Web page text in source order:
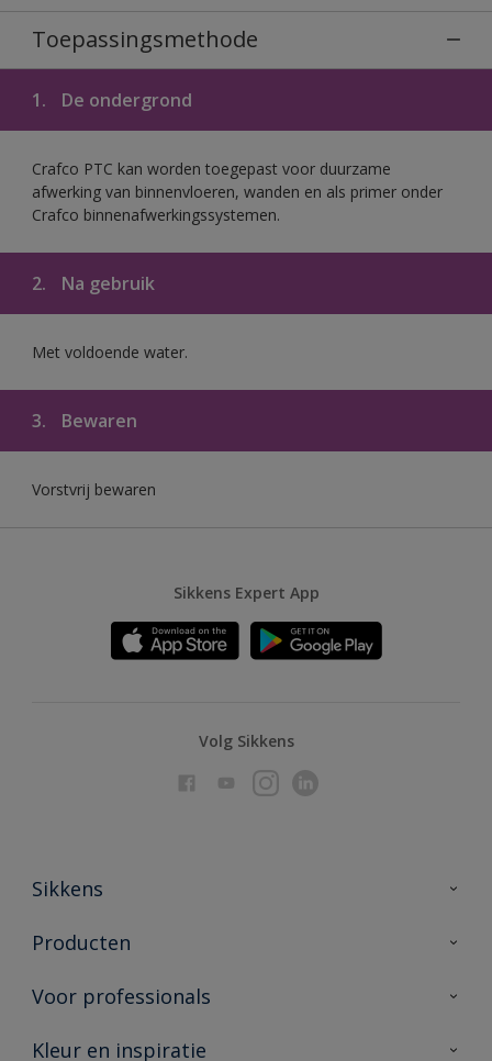
Toepassingsmethode
1. De ondergrond
Crafco PTC kan worden toegepast voor duurzame
afwerking van binnenvloeren, wanden en als primer onder
Crafco binnenafwerkingssystemen.
2. Na gebruik
Met voldoende water.
3. Bewaren
Vorstvrij bewaren
Sikkens Expert App
Volg Sikkens
Sikkens
Over Sikkens
Duurzaamheid
Producten
Producten voor binnen
Vind je verkooppunt
Voor professionals
Advies & service
Kleur en inspiratie